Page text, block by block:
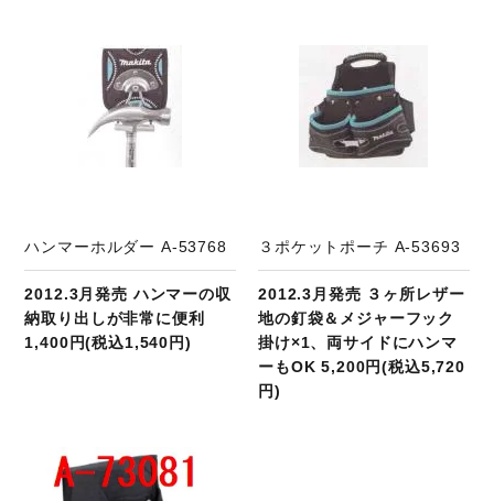
ハンマーホルダー A-53768
2012.3月発売 ハンマーの収
納取り出しが非常に便利
1,400円(税込1,540円)
３ポケットポーチ A-53693
2012.3月発売 ３ヶ所レザー
地の釘袋＆メジャーフック
掛け×1、両サイドにハンマ
ーもOK 5,200円(税込5,720
円)
商品ページへ